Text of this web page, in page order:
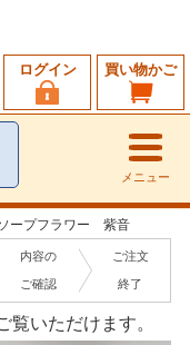
買い物かご
ログイン
メニュー
ープフラワー 紫音
内容の
ご確認
ご注文
終了
いただけます。